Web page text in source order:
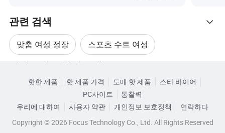
Pantone 색상 번호 또는 샘플
OEM 및 ODM 서비스를 지원합니다
모든 스타일의 옷을 입어도 좋습니다. 디자인도 보여주세
요. 어른들이 키즈도 될 수 있습니다. 슬림 핏, 일반 핏, 특대
형 핏 모두 괜찮습니다
관련 검색
맞춤 여성 정장 스포츠 수트 여성
폴리에스터 여성 정장 여성 정장 디자인
핫한 제품 핫 제품 가격 도매 핫 제품
스타 바이어
PC사이트
통찰력
우리에 대하여
사용자 약관 개인정보 보호정책
연락하다
Copyright © 2026 Focus Technology Co., Ltd. All Rights Reserved